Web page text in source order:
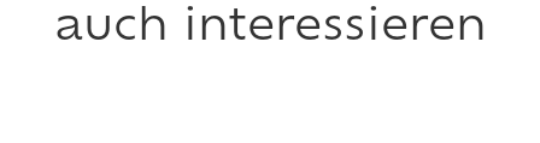
auch interessieren